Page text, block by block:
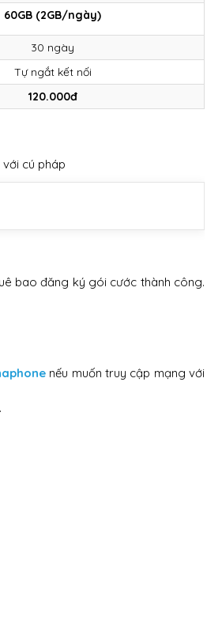
60GB (2GB/ngày)
30 ngày
Tự ngắt kết nối
120.000đ
cú pháp
bao đăng ký gói cước thành công.
nếu muốn truy cập mạng với